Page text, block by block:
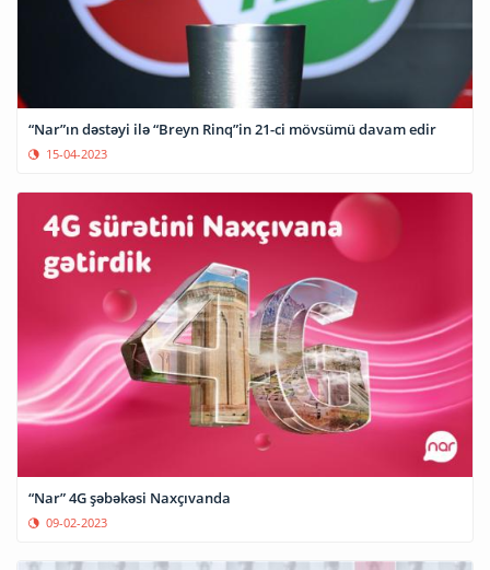
“Nar”ın dəstəyi ilə “Breyn Rinq”in 21-ci mövsümü davam edir
15-04-2023
“Nar” 4G şəbəkəsi Naxçıvanda
09-02-2023